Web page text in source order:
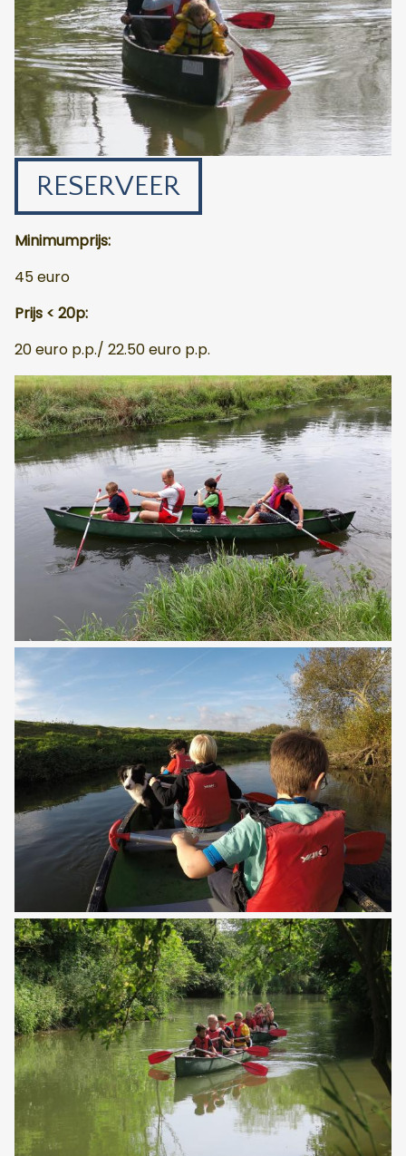
RESERVEER
Minimumprijs:
45 euro
Prijs < 20p:
20 euro p.p./ 22.50 euro p.p.